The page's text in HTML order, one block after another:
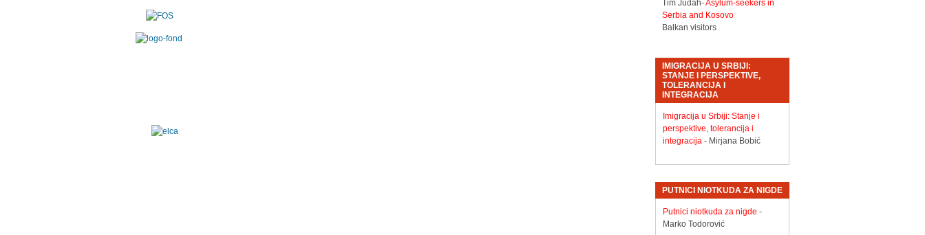
Tim Judah-Asylum-seekers in
Serbia and Kosovo
Balkan visitors
IMIGRACIJA U SRBIJI:
STANJE I PERSPEKTIVE,
TOLERANCIJA I
INTEGRACIJA
Imigracija u Srbiji: Stanje i
perspektive, tolerancija i
integracija- Mirjana Bobić
PUTNICI NIOTKUDA ZA NIGDE
Putnici niotkuda za nigde -
Marko Todorović